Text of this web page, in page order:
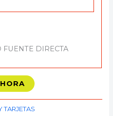
FUENTE DIRECTA
TARJETAS